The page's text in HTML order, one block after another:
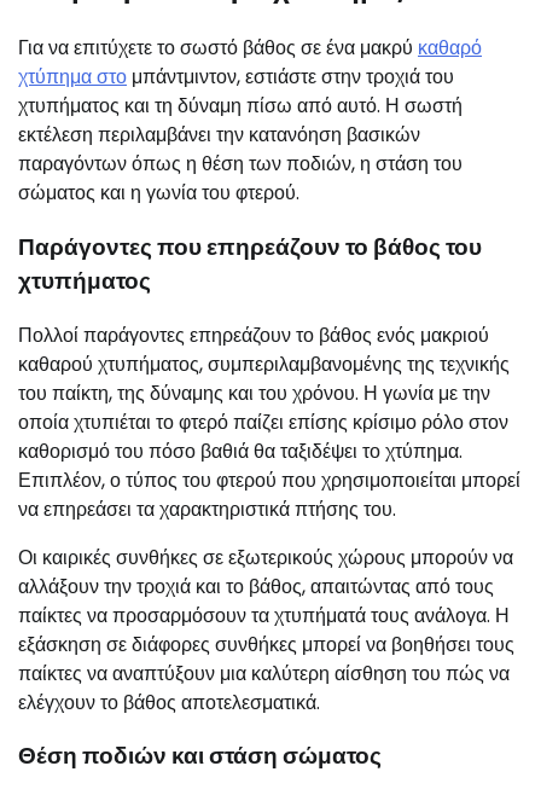
Για να επιτύχετε το σωστό βάθος σε ένα μακρύ καθαρό
χτύπημα στο μπάντμιντον, εστιάστε στην τροχιά του
χτυπήματος και τη δύναμη πίσω από αυτό. Η σωστή
εκτέλεση περιλαμβάνει την κατανόηση βασικών
παραγόντων όπως η θέση των ποδιών, η στάση του
σώματος και η γωνία του φτερού.
Παράγοντες που επηρεάζουν το βάθος του
χτυπήματος
Πολλοί παράγοντες επηρεάζουν το βάθος ενός μακριού
καθαρού χτυπήματος, συμπεριλαμβανομένης της τεχνικής
του παίκτη, της δύναμης και του χρόνου. Η γωνία με την
οποία χτυπιέται το φτερό παίζει επίσης κρίσιμο ρόλο στον
καθορισμό του πόσο βαθιά θα ταξιδέψει το χτύπημα.
Επιπλέον, ο τύπος του φτερού που χρησιμοποιείται μπορεί
να επηρεάσει τα χαρακτηριστικά πτήσης του.
Οι καιρικές συνθήκες σε εξωτερικούς χώρους μπορούν να
αλλάξουν την τροχιά και το βάθος, απαιτώντας από τους
παίκτες να προσαρμόσουν τα χτυπήματά τους ανάλογα. Η
εξάσκηση σε διάφορες συνθήκες μπορεί να βοηθήσει τους
παίκτες να αναπτύξουν μια καλύτερη αίσθηση του πώς να
ελέγχουν το βάθος αποτελεσματικά.
Θέση ποδιών και στάση σώματος